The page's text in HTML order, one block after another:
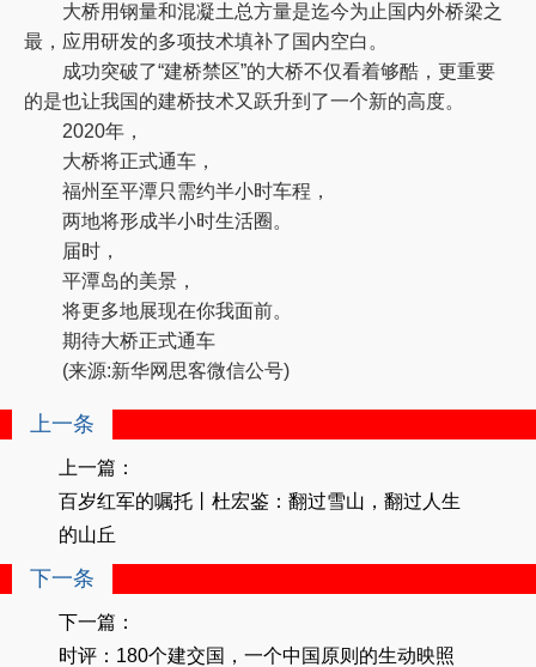
大桥用钢量和混凝土总方量是迄今为止国内外桥梁之
最，应用研发的多项技术填补了国内空白。
成功突破了“建桥禁区”的大桥不仅看着够酷，更重要
的是也让我国的建桥技术又跃升到了一个新的高度。
2020年，
大桥将正式通车，
福州至平潭只需约半小时车程，
两地将形成半小时生活圈。
届时，
平潭岛的美景，
将更多地展现在你我面前。
期待大桥正式通车
(来源:新华网思客微信公号)
上一条
上一篇：
百岁红军的嘱托丨杜宏鉴：翻过雪山，翻过人生
的山丘
下一条
下一篇：
时评：180个建交国，一个中国原则的生动映照